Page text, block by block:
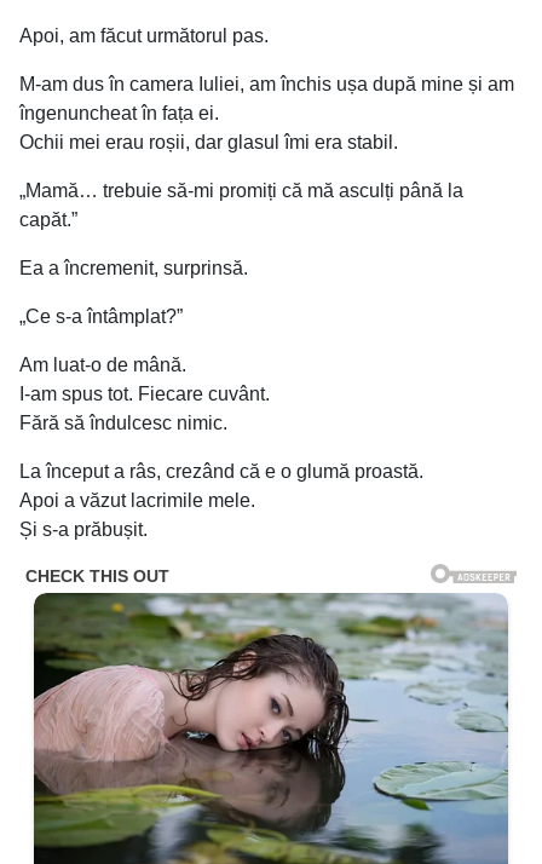
Apoi, am făcut următorul pas.
M-am dus în camera Iuliei, am închis ușa după mine și am
îngenuncheat în fața ei.
Ochii mei erau roșii, dar glasul îmi era stabil.
„Mamă… trebuie să-mi promiți că mă asculți până la
capăt.”
Ea a încremenit, surprinsă.
„Ce s-a întâmplat?”
Am luat-o de mână.
I-am spus tot. Fiecare cuvânt.
Fără să îndulcesc nimic.
La început a râs, crezând că e o glumă proastă.
Apoi a văzut lacrimile mele.
Și s-a prăbușit.